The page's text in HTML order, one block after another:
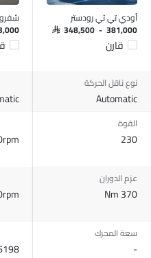
أودي تي تي رودستر
SAR 348,500 - 381,000
قارن
نوع ناقل الحركة
Automatic
القوة
230
عزم الدوران
370 Nm
سعة المحرك
-